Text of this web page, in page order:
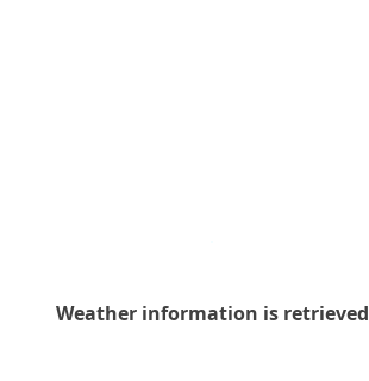
Weather information is retrieved